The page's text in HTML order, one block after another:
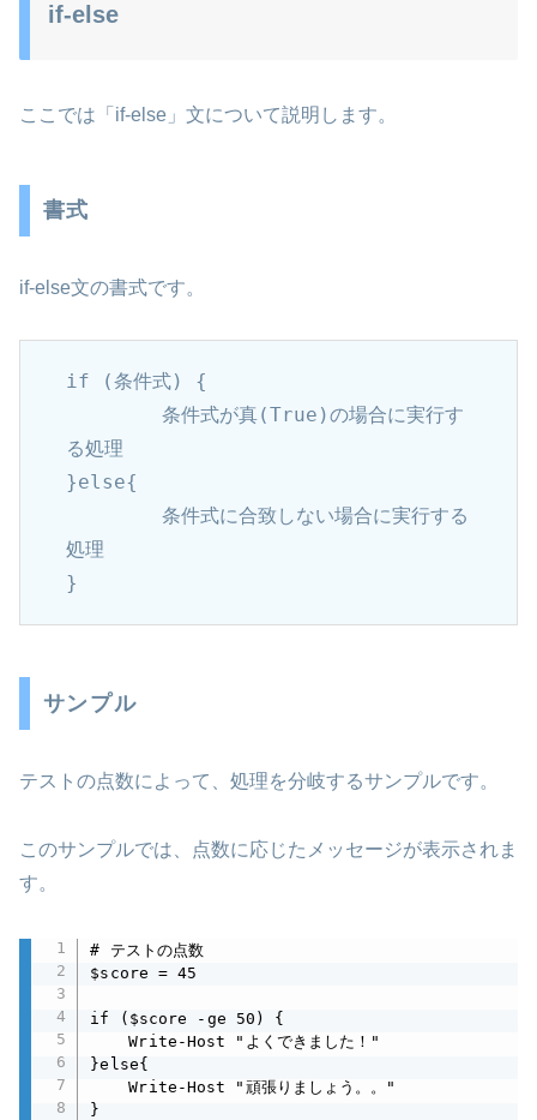
if-else
ここでは「if-else」文について説明します。
書式
if-else文の書式です。
if (条件式) {
る処理
}else{
処理
}
サンプル
テストの点数によって、処理を分岐するサンプルです。
このサンプルでは、点数に応じたメッセージが表示されま
す。
# テストの点数
$score = 45
if ($score -ge 50) {
	Write-Host "よくできました！"
}else{
	Write-Host "頑張りましょう。。"
}